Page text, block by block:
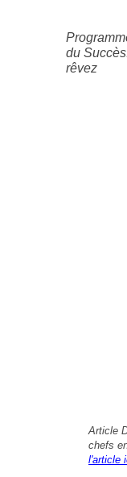
du
rêvez
Article
chefs
l'article